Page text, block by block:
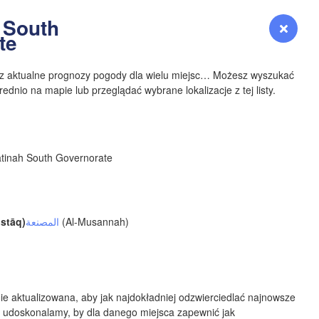
Zaloguj się Prognoza
aktualne prognozy pogody dla wielu miejsc… Możesz wyszukać
na mapie lub przeglądać wybrane lokalizacje z tej listy.
South Governorate
المصنعة (Al-Musannah)
aktualizowana, aby jak najdokładniej odzwierciedlać najnowsze
by dla danego miejsca zapewnić jak